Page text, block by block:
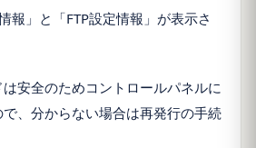
報」と「FTP設定情報」が表示さ
安全のためコントロールパネルに
、分からない場合は再発行の手続